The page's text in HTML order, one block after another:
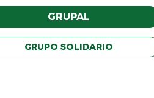
GRUPAL
GRUPO SOLIDARIO